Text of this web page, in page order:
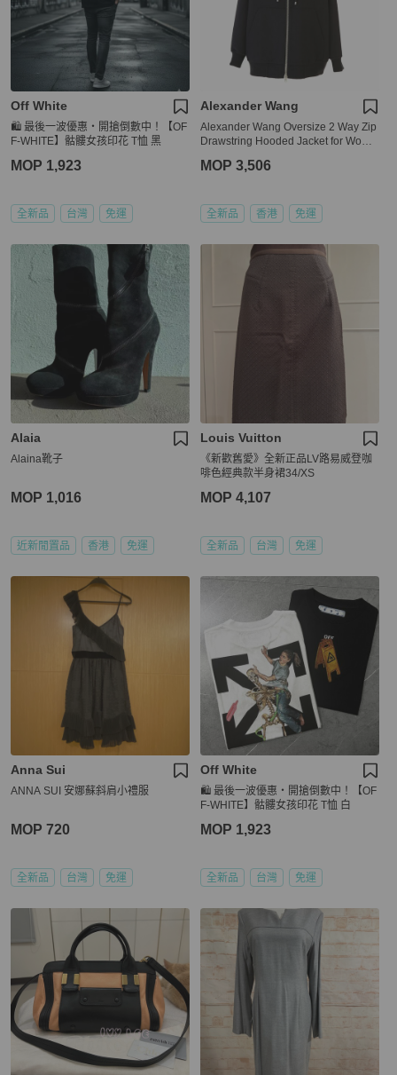
Off White
🛍️ 最後一波優惠・開搶倒數中！【OF
F-WHITE】骷髏女孩印花 T恤 黑
MOP 1,923
全新品 台灣 免運
Alexander Wang
Alexander Wang Oversize 2 Way Zip
Drawstring Hooded Jacket for Wome
MOP 3,506
全新品 香港 免運
Alaia
Alaina靴子
MOP 1,016
近新閒置品 香港 免運
Louis Vuitton
《新歡舊愛》全新正品LV路易威登咖
啡色經典款半身裙34/XS
MOP 4,107
全新品 台灣 免運
Anna Sui
ANNA SUI 安娜蘇斜肩小禮服
MOP 720
全新品 台灣 免運
Off White
🛍️ 最後一波優惠・開搶倒數中！【OF
F-WHITE】骷髏女孩印花 T恤 白
MOP 1,923
全新品 台灣 免運